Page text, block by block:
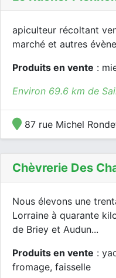
apiculteur récoltant
marché et autres
Produits en vente :
Environ 69.6 km de
87 rue Michel
Chèvrerie Des
Nous élevons une
Lorraine à quarante
de Briey et Audun...
Produits en vente :
fromage, faisselle